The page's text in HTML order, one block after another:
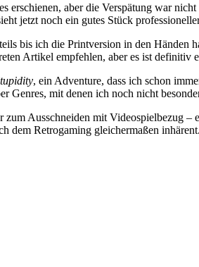
aber die Verspätung war
jetzt noch ein gutes Stück
bis ich die Printversion in den Händen
Artikel empfehlen, aber es ist definitiv
, ein Adventure, dass ich schon
mit denen ich noch nicht
Ausschneiden mit Videospielbezug –
dem Retrogaming gleichermaßen inhärent.